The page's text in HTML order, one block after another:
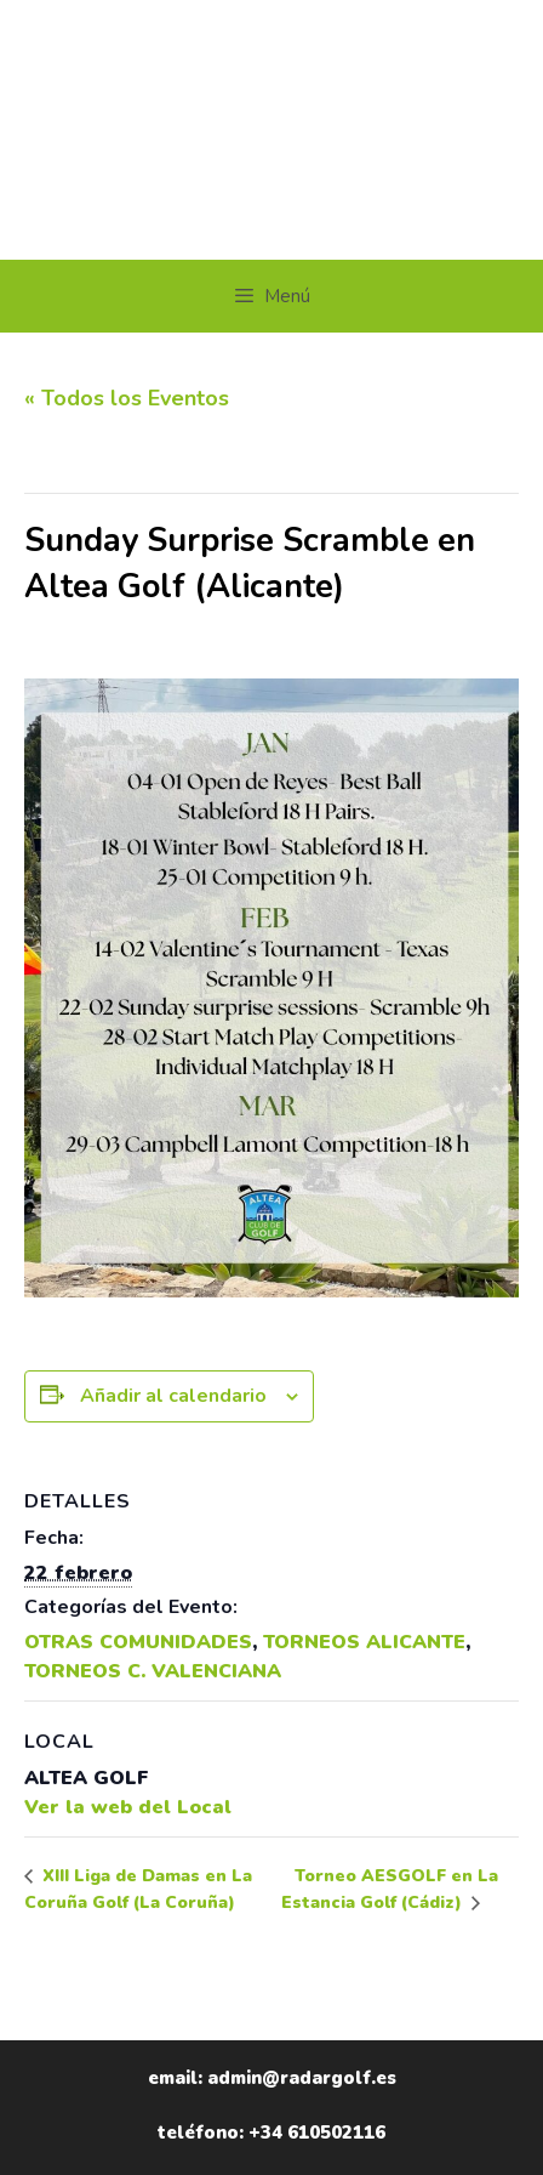
Menú
« Todos los Eventos
Sunday Surprise Scramble en
Altea Golf (Alicante)
Añadir al calendario
DETALLES
Fecha:
22 febrero
Categorías del Evento:
OTRAS COMUNIDADES, TORNEOS ALICANTE,
TORNEOS C. VALENCIANA
LOCAL
ALTEA GOLF
Ver la web del Local
XIII Liga de Damas en La
Coruña Golf (La Coruña)
Torneo AESGOLF en La
Estancia Golf (Cádiz)
email: admin@radargolf.es
teléfono: +34 610502116